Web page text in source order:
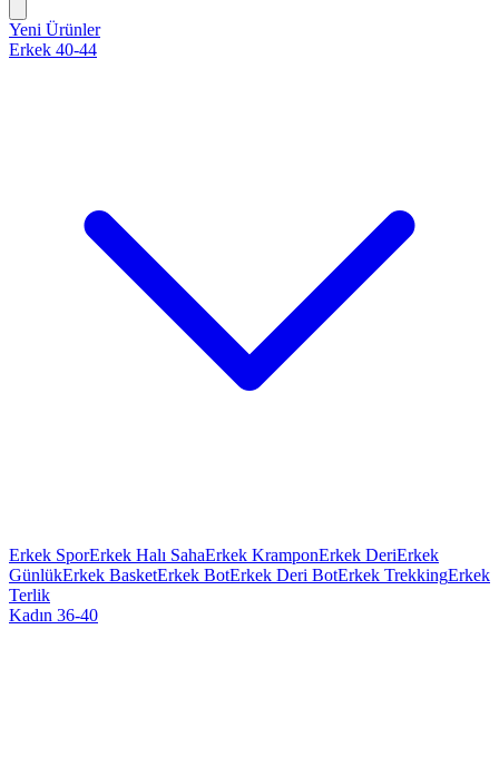
Yeni Ürünler
Erkek 40-44
Erkek SporErkek Halı SahaErkek KramponErkek DeriErkek
GünlükErkek BasketErkek BotErkek Deri BotErkek TrekkingErkek
Terlik
Kadın 36-40